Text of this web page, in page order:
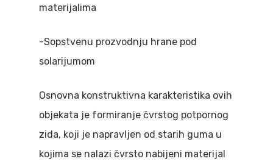
materijalima
-Sopstvenu prozvodnju hrane pod
solarijumom
Osnovna konstruktivna karakteristika ovih
objekata je formiranje čvrstog potpornog
zida, koji je napravljen od starih guma u
kojima se nalazi čvrsto nabijeni materijal